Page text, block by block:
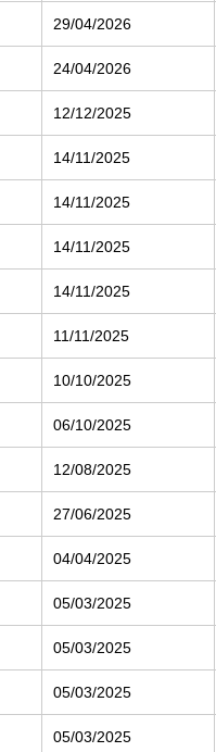
29/04/2026
24/04/2026
12/12/2025
14/11/2025
14/11/2025
14/11/2025
14/11/2025
11/11/2025
10/10/2025
06/10/2025
12/08/2025
27/06/2025
04/04/2025
05/03/2025
05/03/2025
05/03/2025
05/03/2025